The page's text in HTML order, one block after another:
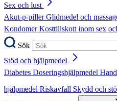
Sex och lust
Akut-p-pillerGlidmedel och
KondomerKosttillskott inom sex
Sök
Stöd och hjälpmedel
Diabetes Doseringshjälpmedel
hjälpmedel Riskavfall Skydd och